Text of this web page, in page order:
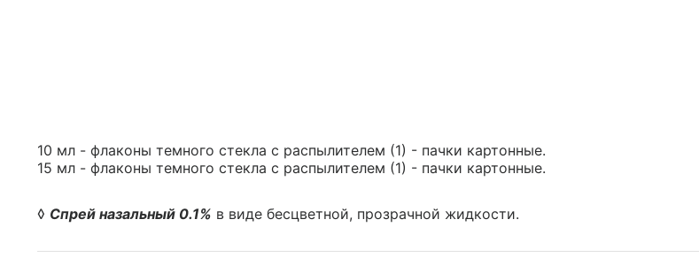
10 мл - флаконы темного стекла с распылителем (1) - пачки картонные.
15 мл - флаконы темного стекла с распылителем (1) - пачки картонные.
◊ Спрей назальный 0.1% в виде бесцветной, прозрачной жидкости.